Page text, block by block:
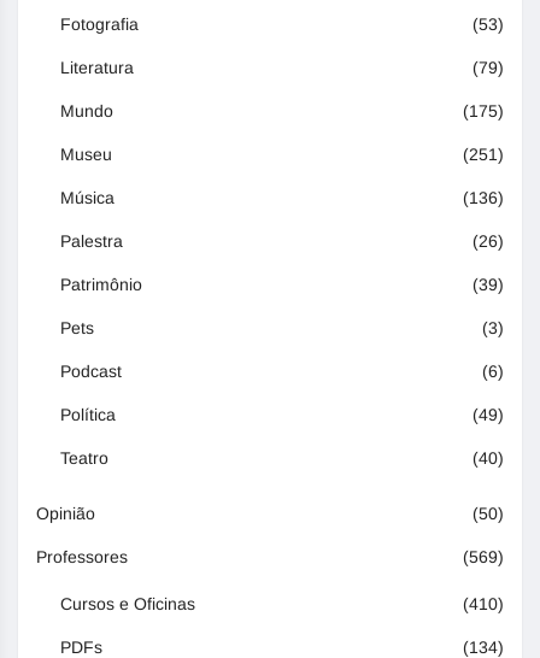
Fotografia (53)
Literatura (79)
Mundo (175)
Museu (251)
Música (136)
Palestra (26)
Patrimônio (39)
Pets (3)
Podcast (6)
Política (49)
Teatro (40)
Opinião (50)
Professores (569)
Cursos e Oficinas (410)
PDFs (134)